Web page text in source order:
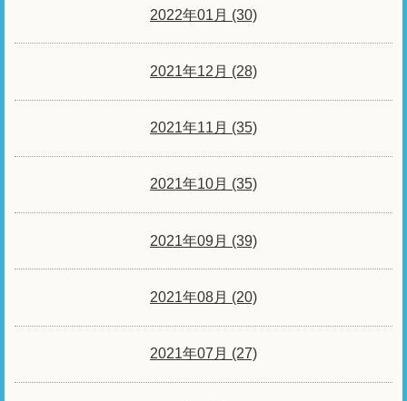
2022年01月 (30)
2021年12月 (28)
2021年11月 (35)
2021年10月 (35)
2021年09月 (39)
2021年08月 (20)
2021年07月 (27)